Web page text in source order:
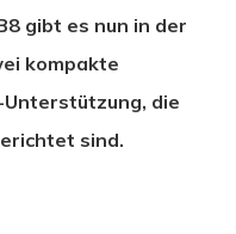
gibt es nun in der
kompakte
die
sind.